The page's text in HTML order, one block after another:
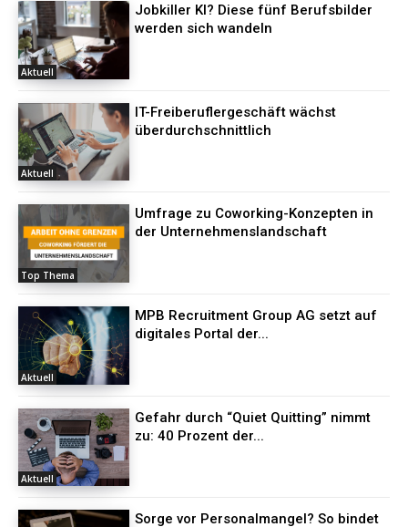
Aktuell
Jobkiller KI? Diese fünf Berufsbilder
werden sich wandeln
Aktuell
IT-Freiberuflergeschäft wächst
überdurchschnittlich
Top Thema
Umfrage zu Coworking-Konzepten in
der Unternehmenslandschaft
Aktuell
MPB Recruitment Group AG setzt auf
digitales Portal der...
Aktuell
Gefahr durch “Quiet Quitting” nimmt
zu: 40 Prozent der...
Sorge vor Personalmangel? So bindet